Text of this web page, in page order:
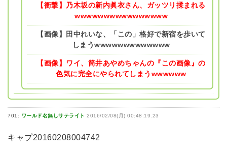
【衝撃】乃木坂の新内眞衣さん、ガッツリ揉まれる
wwwwwwwwwwwwwwww
【画像】田中れいな、「この」格好で新宿を歩いて
しまうwwwwwwwwwwwww
【画像】ワイ、筒井あやめちゃんの『この画像』の
色気に完全にやられてしまうwwwwww
701: ワールド名無しサテライト 2016/02/08(月) 00:48:19.23
キャプ20160208004742